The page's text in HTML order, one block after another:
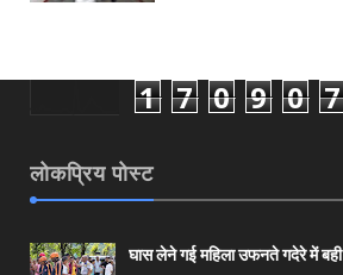
1 7 0 9 0 7
लोकप्रिय पोस्ट
घास लेने गई महिला उफनते गदेरे में बही